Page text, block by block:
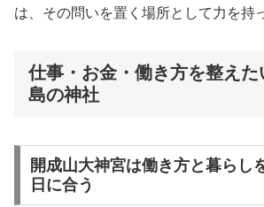
は、その問いを置く場所として力を持
仕事・お金・働き方を整え
島の神社
開成山大神宮は働き方と暮らし
日に合う